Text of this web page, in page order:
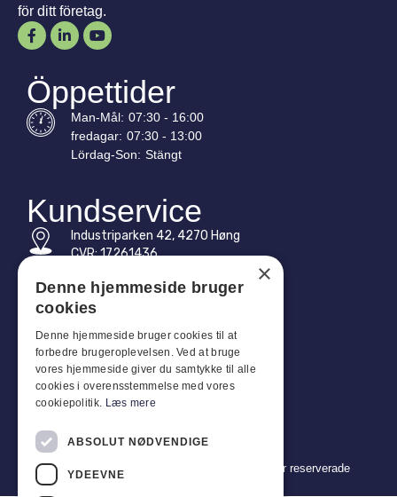
för ditt företag.
Öppettider
Man-Mål: 07:30 - 16:00
fredagar: 07:30 - 13:00
Lördag-Son: Stängt
Kundservice
Industriparken 42, 4270 Høng
CVR: 17261436
Tel: +45 4396 4122
Snabblänkar
Integritetspolicy
Försäljnings- och leveransvillkor
Copyright 2024 © Viggo Bendz. Alla rättigheter reserverade
×
Denne hjemmeside bruger
cookies
Denne hjemmeside bruger cookies til at
forbedre brugeroplevelsen. Ved at bruge
vores hjemmeside giver du samtykke til alle
cookies i overensstemmelse med vores
cookiepolitik. Læs mere
ABSOLUT NØDVENDIGE
YDEEVNE